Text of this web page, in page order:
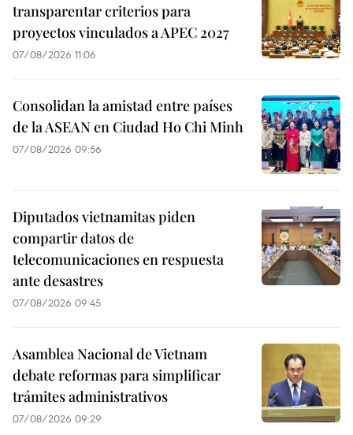
transparentar criterios para
proyectos vinculados a APEC 2027
07/08/2026 11:06
Consolidan la amistad entre países
de la ASEAN en Ciudad Ho Chi Minh
07/08/2026 09:56
Diputados vietnamitas piden
compartir datos de
telecomunicaciones en respuesta
ante desastres
07/08/2026 09:45
Asamblea Nacional de Vietnam
debate reformas para simplificar
trámites administrativos
07/08/2026 09:29